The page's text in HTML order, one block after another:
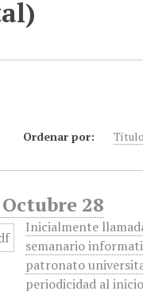
Ordenar por: Título
28
Inicialmente
semanario
patronato
periodicidad al